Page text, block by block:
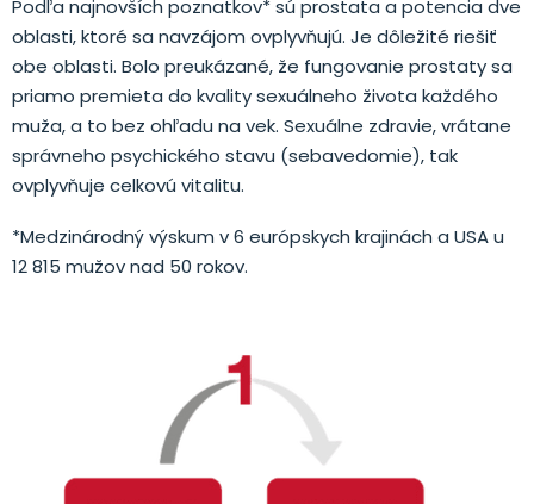
Podľa najnovších poznatkov* sú prostata a potencia dve
oblasti, ktoré sa navzájom ovplyvňujú. Je dôležité riešiť
obe oblasti. Bolo preukázané, že fungovanie prostaty sa
priamo premieta do kvality sexuálneho života každého
muža, a to bez ohľadu na vek. Sexuálne zdravie, vrátane
správneho psychického stavu (sebavedomie), tak
ovplyvňuje celkovú vitalitu.
*Medzinárodný výskum v 6 európskych krajinách a USA u
12 815 mužov nad 50 rokov.